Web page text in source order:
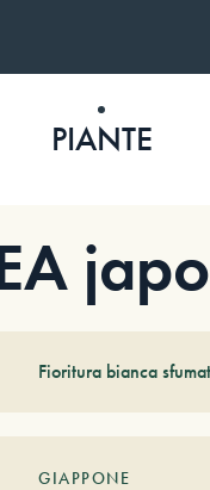
PIANTE
Fioritura bianca
GIAPPONE